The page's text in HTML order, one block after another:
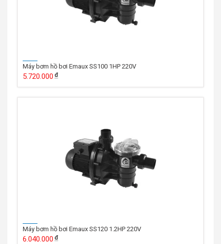
Máy bơm hồ bơi Emaux SS100 1HP 220V
5.720.000
Máy bơm hồ bơi Emaux SS120 1.2HP 220V
6.040.000